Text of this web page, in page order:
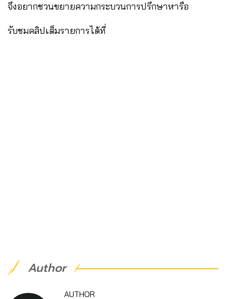
จึงอยากชวนขยายความกระบวนการปรึกษาหารือ
รับชมคลิปเต็มรายการได้ที่
Author
AUTHOR